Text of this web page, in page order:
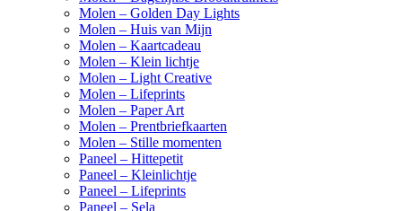
Molen – Golden Day Lights
Molen – Huis van Mijn
Molen – Kaartcadeau
Molen – Klein lichtje
Molen – Light Creative
Molen – Lifeprints
Molen – Paper Art
Molen – Prentbriefkaarten
Molen – Stille momenten
Paneel – Hittepetit
Paneel – Kleinlichtje
Paneel – Lifeprints
Paneel – Sela